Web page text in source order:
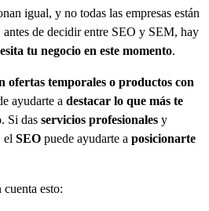
igual, y no todas las empresas están
de decidir entre SEO y SEM, hay
tu negocio en este momento.
ofertas temporales o productos con
ayudarte a destacar lo que más te
. Si das servicios profesionales y
el SEO puede ayudarte a posicionarte
esto: